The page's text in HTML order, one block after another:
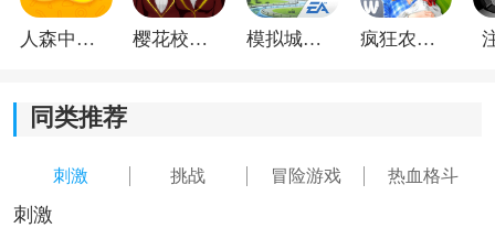
久的游戏新鲜感。
人森中文版 樱花校园模拟器1.048.00中文版 模拟城市我是巿长联机版 疯狂农场3美国派19
同类推荐
刺激 挑战 冒险游戏 热血格斗
刺激